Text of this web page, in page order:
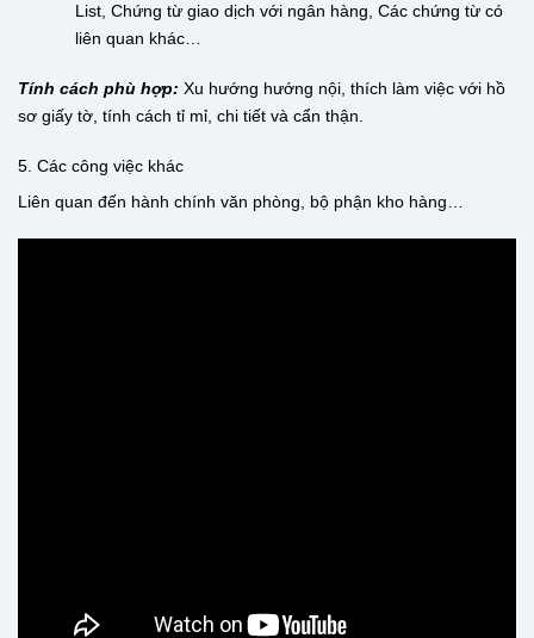
List, Chứng từ giao dịch với ngân hàng, Các chứng từ có
liên quan khác…
Tính cách phù hợp: Xu hướng hướng nội, thích làm việc với hồ
sơ giấy tờ, tính cách tỉ mỉ, chi tiết và cẩn thận.
5. Các công việc khác
Liên quan đến hành chính văn phòng, bộ phận kho hàng…